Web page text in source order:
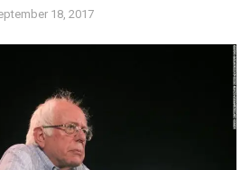
18, 2017